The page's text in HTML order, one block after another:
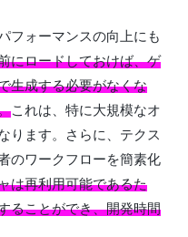
フォーマンスの向上にも
にロードしておけば、ゲ
生成する必要がなくな
これは、特に大規模なオ
ります。さらに、テクス
のワークフローを簡素化
は再利用可能であるた
ることができ、開発時間